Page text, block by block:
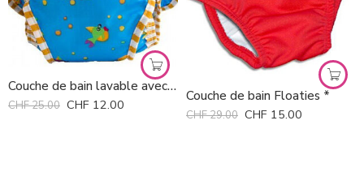
Couche de bain lavable avec dessins Kushies *
CHF25.00 CHF 12.00
Couche de bain Floaties *
CHF29.00 CHF 15.00